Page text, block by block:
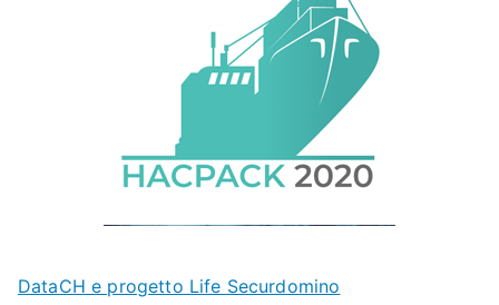
DataCH e progetto Life Securdomino